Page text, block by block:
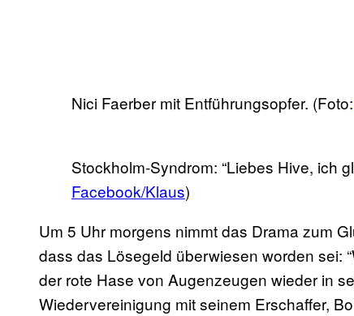
Nici Faerber mit Entführungsopfer. (Foto:
Stockholm-Syndrom: “Liebes Hive, ich
Facebook/Klaus)
Um 5 Uhr morgens nimmt das Drama zum
dass das Lösegeld überwiesen worden sei:
der rote Hase von Augenzeugen wieder in
Wiedervereinigung mit seinem Erschaffer,